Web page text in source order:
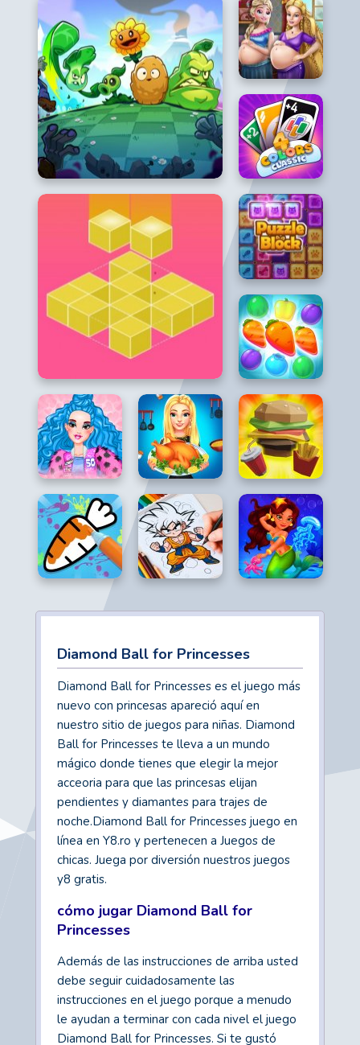
Diamond Ball for Princesses
Diamond Ball for Princesses es el juego más
nuevo con princesas apareció aquí en
nuestro sitio de juegos para niñas. Diamond
Ball for Princesses te lleva a un mundo
mágico donde tienes que elegir la mejor
acceoria para que las princesas elijan
pendientes y diamantes para trajes de
noche.Diamond Ball for Princesses juego en
línea en Y8.ro y pertenecen a Juegos de
chicas. Juega por diversión nuestros juegos
y8 gratis.
cómo jugar Diamond Ball for
Princesses
Además de las instrucciones de arriba usted
debe seguir cuidadosamente las
instrucciones en el juego porque a menudo
le ayudan a terminar con cada nivel el juego
Diamond Ball for Princesses. Si te gustó